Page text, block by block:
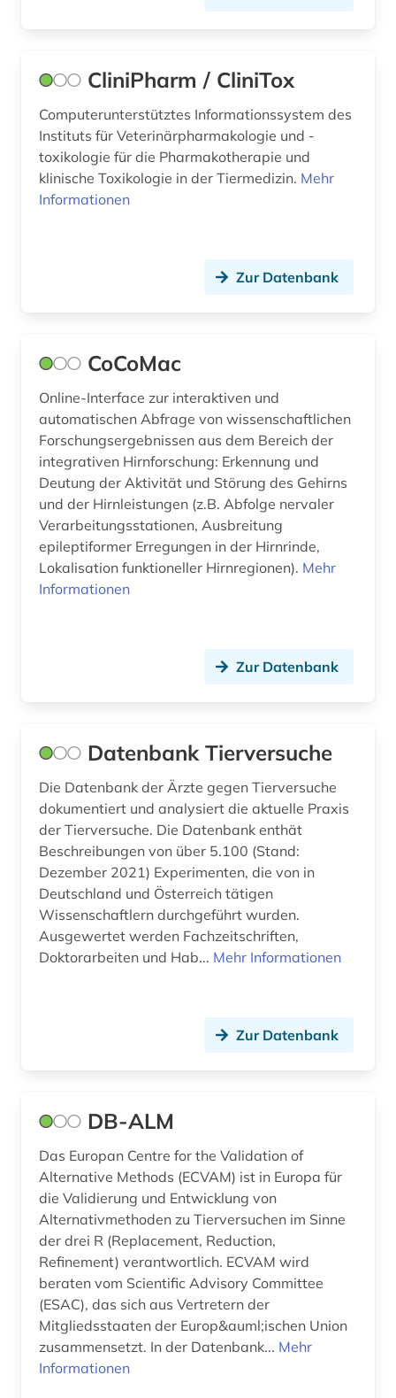
CliniPharm / CliniTox
Computerunterstütztes Informationssystem des
Instituts für Veterinärpharmakologie und -
toxikologie für die Pharmakotherapie und
klinische Toxikologie in der Tiermedizin. Mehr
Informationen
Zur Datenbank
CoCoMac
Online-Interface zur interaktiven und
automatischen Abfrage von wissenschaftlichen
Forschungsergebnissen aus dem Bereich der
integrativen Hirnforschung: Erkennung und
Deutung der Aktivität und Störung des Gehirns
und der Hirnleistungen (z.B. Abfolge nervaler
Verarbeitungsstationen, Ausbreitung
epileptiformer Erregungen in der Hirnrinde,
Lokalisation funktioneller Hirnregionen). Mehr
Informationen
Zur Datenbank
Datenbank Tierversuche
Die Datenbank der Ärzte gegen Tierversuche
dokumentiert und analysiert die aktuelle Praxis
der Tierversuche. Die Datenbank enthät
Beschreibungen von über 5.100 (Stand:
Dezember 2021) Experimenten, die von in
Deutschland und Österreich tätigen
Wissenschaftlern durchgeführt wurden.
Ausgewertet werden Fachzeitschriften,
Doktorarbeiten und Hab... Mehr Informationen
Zur Datenbank
DB-ALM
Das Europan Centre for the Validation of
Alternative Methods (ECVAM) ist in Europa für
die Validierung und Entwicklung von
Alternativmethoden zu Tierversuchen im Sinne
der drei R (Replacement, Reduction,
Refinement) verantwortlich. ECVAM wird
beraten vom Scientific Advisory Committee
(ESAC), das sich aus Vertretern der
Mitgliedsstaaten der Europ&auml;ischen Union
zusammensetzt. In der Datenbank... Mehr
Informationen